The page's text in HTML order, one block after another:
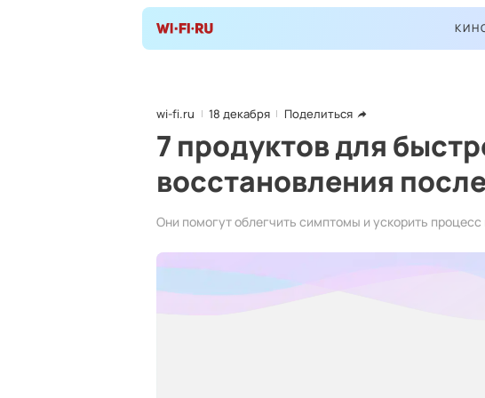
wi-fi.ru 18 декабря Поделиться
7 продуктов для
восстановления
Они помогут облегчить симптомы и ускорить